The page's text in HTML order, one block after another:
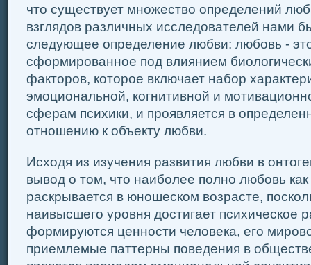
что существует множество определений
взглядов различных исследователей нами
следующее определение любви: любовь -
сформированное под влиянием
факторов, которое включает набор
эмоциональной, когнитивной и
сферам психики, и проявляется в
отношению к объекту любви.
Исходя из изучения развития любви в
вывод о том, что наиболее полно любовь
раскрывается в юношеском возрасте,
наивысшего уровня достигает психическое
формируются ценности человека, его
приемлемые паттерны поведения в